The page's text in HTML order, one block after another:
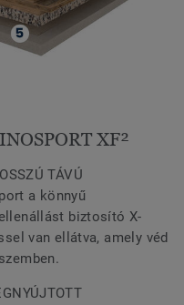
XF²
TÁVÚ
a könnyű
biztosító X-
van ellátva, amely véd